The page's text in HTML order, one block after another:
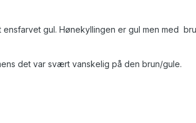
gul. Hønekyllingen er gul men med
det var svært vanskelig på den brun/gule.